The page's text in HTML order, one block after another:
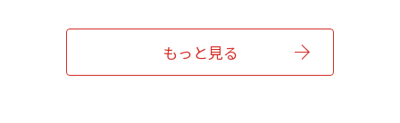
もっと見る